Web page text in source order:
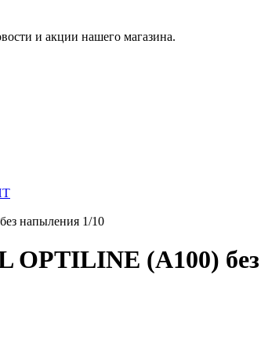
и акции нашего магазина.
напыления 1/10
OPTILINE (А100)